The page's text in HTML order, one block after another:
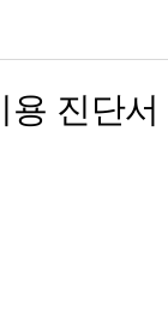
용 진단